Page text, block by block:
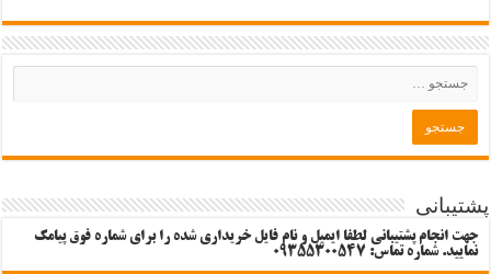
پشتیبانی
جهت انجام پشتیبانی لطفا ایمیل و نام فایل خریداری شده را برای شماره فوق پیامک
نمایید. شماره تماس: 09355300547